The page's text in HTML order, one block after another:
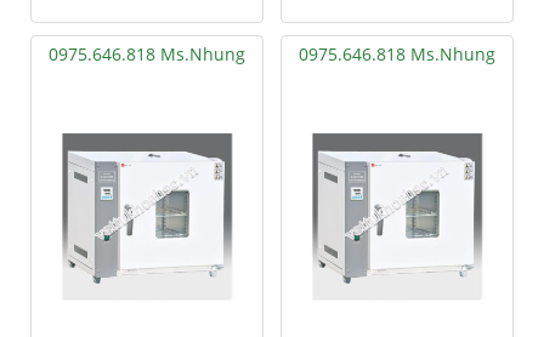
0975.646.818 Ms.Nhung 0975.646.818 Ms.Nhung